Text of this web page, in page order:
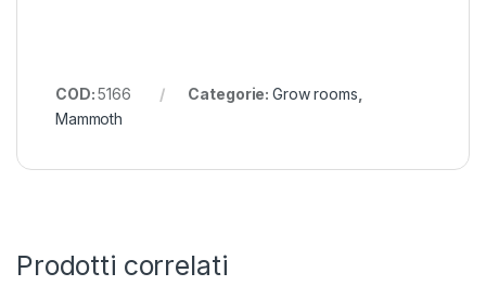
COD:5166 Categorie: Grow rooms
Mammoth
Prodotti correlati